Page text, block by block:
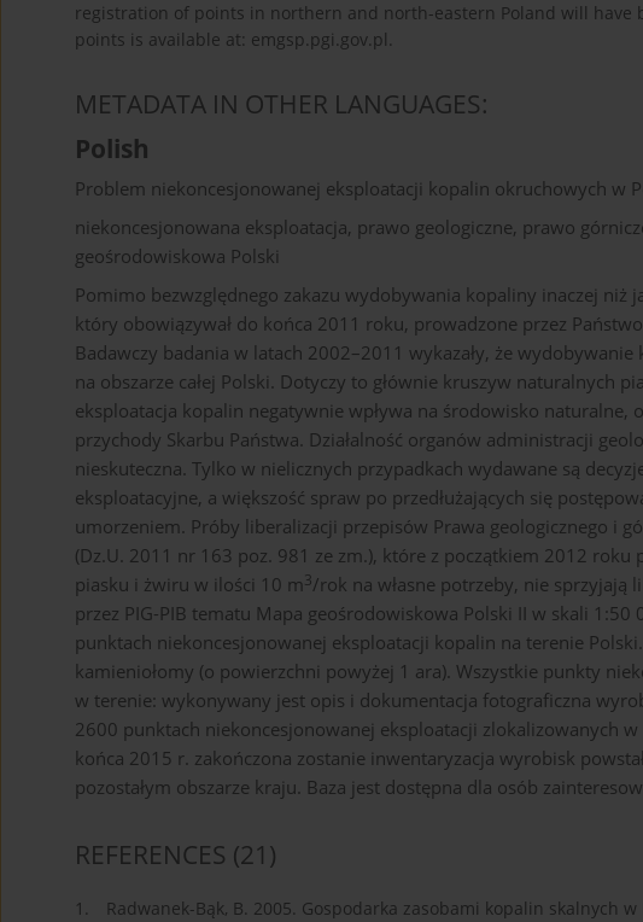
registration of points in northern and north-eastern Poland will have
points is available at: emgsp.pgi.gov.pl.
METADATA IN OTHER LANGUAGES:
Polish
Problem niekoncesjonowanej eksploatacji kopalin okruchowych w
niekoncesjonowana eksploatacja, prawo geologiczne, prawo
geośrodowiskowa Polski
Pomimo bezwzględnego zakazu wydobywania kopaliny inaczej niż
który obowiązywał do końca 2011 roku, prowadzone przez
Badawczy badania w latach 2002–2011 wykazały, że
na obszarze całej Polski. Dotyczy to głównie kruszyw naturalnych
eksploatacja kopalin negatywnie wpływa na środowisko naturalne,
przychody Skarbu Państwa. Działalność organów administracji
nieskuteczna. Tylko w nielicznych przypadkach wydawane są
eksploatacyjne, a większość spraw po przedłużających się
umorzeniem. Próby liberalizacji przepisów Prawa geologicznego i
(Dz.U. 2011 nr 163 poz. 981 ze zm.), które z początkiem 2012 roku
piasku i żwiru w ilości 10 m 3/rok na własne potrzeby, nie sprzyjają
przez PIG-PIB tematu Mapa geośrodowiskowa Polski II w skali
punktach niekoncesjonowanej eksploatacji kopalin na terenie
kamieniołomy (o powierzchni powyżej 1 ara). Wszystkie punkty
w terenie: wykonywany jest opis i dokumentacja fotograficzna
2600 punktach niekoncesjonowanej eksploatacji zlokalizowanych
końca 2015 r. zakończona zostanie inwentaryzacja wyrobisk
pozostałym obszarze kraju. Baza jest dostępna dla osób
REFERENCES (21)
1.
Radwanek-Bąk, B. 2005. Gospodarka zasobami kopalin skalnych